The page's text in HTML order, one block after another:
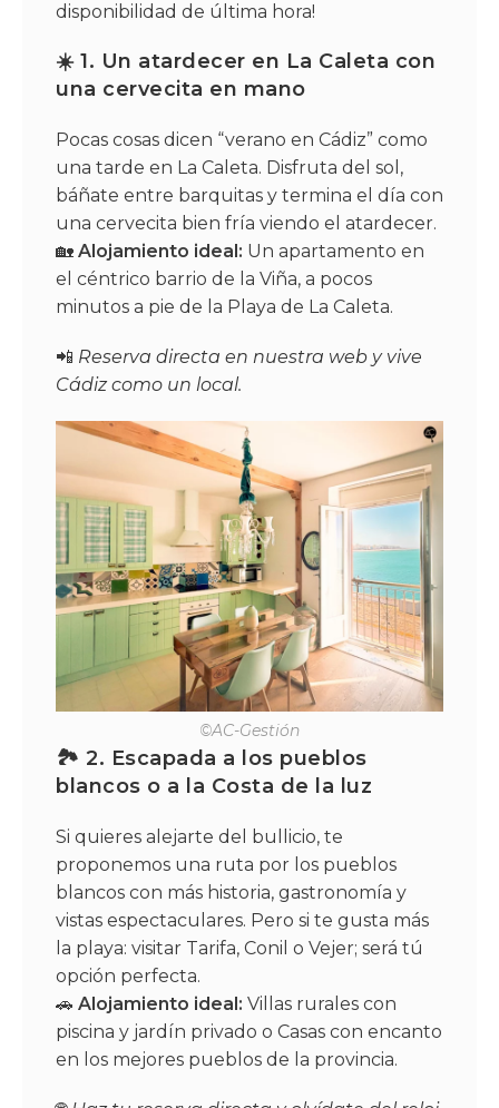
disponibilidad de última hora!
☀️ 1. Un atardecer en La Caleta con
una cervecita en mano
Pocas cosas dicen “verano en Cádiz” como
una tarde en La Caleta. Disfruta del sol,
báñate entre barquitas y termina el día con
una cervecita bien fría viendo el atardecer.
🏡 Alojamiento ideal: Un apartamento en
el céntrico barrio de la Viña, a pocos
minutos a pie de la Playa de La Caleta.
📲 Reserva directa en nuestra web y vive
Cádiz como un local.
©AC-Gestión
🏞️ 2. Escapada a los pueblos
blancos o a la Costa de la luz
Si quieres alejarte del bullicio, te
proponemos una ruta por los pueblos
blancos con más historia, gastronomía y
vistas espectaculares. Pero si te gusta más
la playa: visitar Tarifa, Conil o Vejer; será tú
opción perfecta.
🚗 Alojamiento ideal: Villas rurales con
piscina y jardín privado o Casas con encanto
en los mejores pueblos de la provincia.